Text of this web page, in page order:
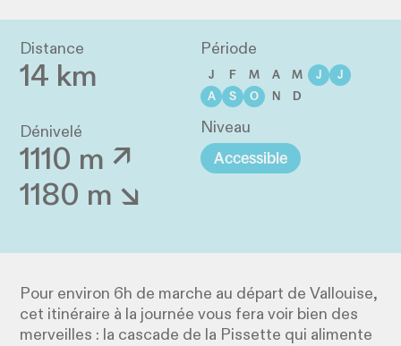
Distance
14 km
Dénivelé
1110 m ↗
1180 m ↘
Période
J
F M A M J
J
A
S O N
D
Niveau
Accessible
Pour environ 6h de marche au départ de Vallouise,
cet itinéraire à la journée vous fera voir bien des
merveilles : la cascade de la Pissette qui alimente